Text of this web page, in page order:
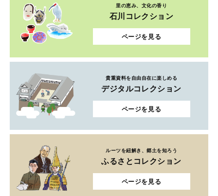
里の恵み、文化の香り
石川コレクション
ページを見る
貴重資料を自由自在に楽しめる
デジタルコレクション
ページを見る
ルーツを紐解き、郷土を知ろう
ふるさとコレクション
ページを見る